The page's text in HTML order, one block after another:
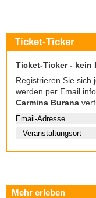
Ticket-Ticker
Ticket-Ticker - kein
Registrieren Sie sich
werden per Email
Carmina Burana
Mehr erleben